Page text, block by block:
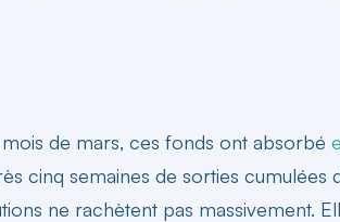
de mars, ces fonds ont absorbé
semaines de sorties cumulées
ne rachètent pas massivement.